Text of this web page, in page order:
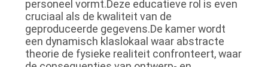
personeel vormt.Deze educatieve rol is even
cruciaal als de kwaliteit van de
geproduceerde gegevens.De kamer wordt
een dynamisch klaslokaal waar abstracte
theorie de fysieke realiteit confronteert, waar